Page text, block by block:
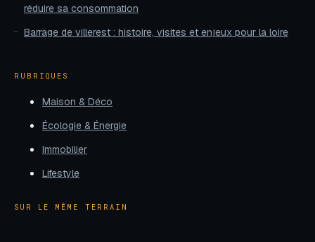
réduire sa consommation
Barrage de villerest : histoire, visites et enjeux pour la loire
RUBRIQUES
Maison & Déco
Écologie & Énergie
Immobilier
Lifestyle
SUR LE MÊME TERRAIN